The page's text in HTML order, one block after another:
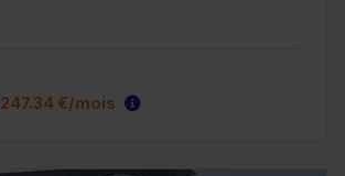
247.34 €/mois